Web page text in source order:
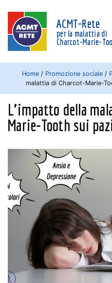
ACMT-Rete
per la malattia di
Charcot-Marie-
Home / Promozione sociale /
malattia di Charcot-Marie-
L’impatto della
Marie-Tooth sui